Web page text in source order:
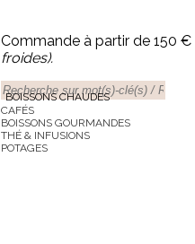
Commande à partir de 150
froides).
BOISSONS CHAUDES
CAFÉS
BOISSONS GOURMANDES
THÉ & INFUSIONS
POTAGES